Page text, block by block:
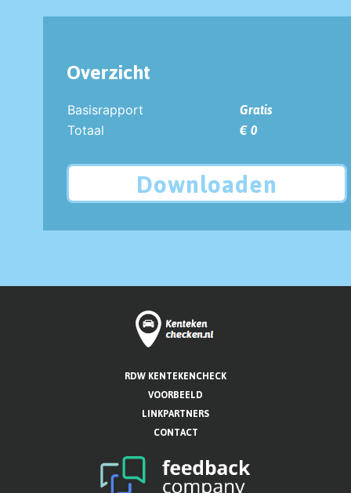
Overzicht
Basisrapport
Gratis
Totaal
€ 0
Downloaden
RDW KENTEKENCHECK
VOORBEELD
LINKPARTNERS
CONTACT